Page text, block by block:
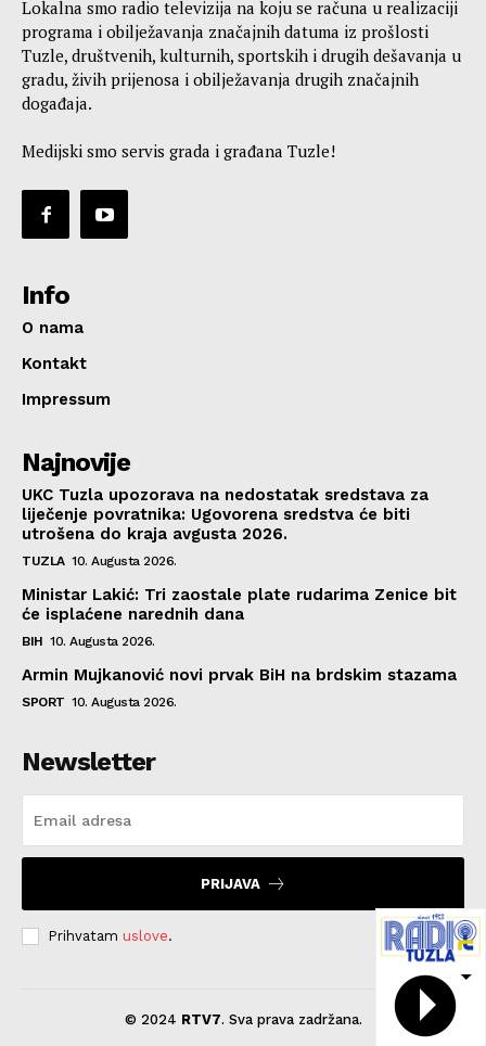
Lokalna smo radio televizija na koju se računa u realizaciji
programa i obilježavanja značajnih datuma iz prošlosti
Tuzle, društvenih, kulturnih, sportskih i drugih dešavanja u
gradu, živih prijenosa i obilježavanja drugih značajnih
događaja.
Medijski smo servis grada i građana Tuzle!
Info
O nama
Kontakt
Impressum
Najnovije
UKC Tuzla upozorava na nedostatak sredstava za
liječenje povratnika: Ugovorena sredstva će biti
utrošena do kraja avgusta 2026.
TUZLA 10. Augusta 2026.
Ministar Lakić: Tri zaostale plate rudarima Zenice bit
će isplaćene narednih dana
BIH 10. Augusta 2026.
Armin Mujkanović novi prvak BiH na brdskim stazama
SPORT 10. Augusta 2026.
Newsletter
PRIJAVA
Prihvatam uslove.
© 2024 RTV7. Sva prava zadržana.